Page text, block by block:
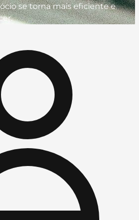
se torna mais eficiente e